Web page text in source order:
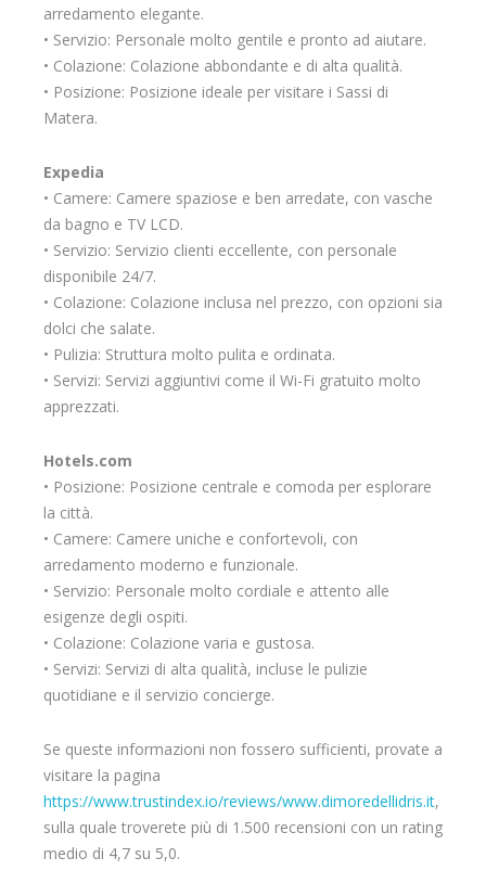
arredamento elegante.
• Servizio: Personale molto gentile e pronto ad aiutare.
• Colazione: Colazione abbondante e di alta qualità.
• Posizione: Posizione ideale per visitare i Sassi di
Matera.
Expedia
• Camere: Camere spaziose e ben arredate, con vasche
da bagno e TV LCD.
• Servizio: Servizio clienti eccellente, con personale
disponibile 24/7.
• Colazione: Colazione inclusa nel prezzo, con opzioni sia
dolci che salate.
• Pulizia: Struttura molto pulita e ordinata.
• Servizi: Servizi aggiuntivi come il Wi-Fi gratuito molto
apprezzati.
Hotels.com
• Posizione: Posizione centrale e comoda per esplorare
la città.
• Camere: Camere uniche e confortevoli, con
arredamento moderno e funzionale.
• Servizio: Personale molto cordiale e attento alle
esigenze degli ospiti.
• Colazione: Colazione varia e gustosa.
• Servizi: Servizi di alta qualità, incluse le pulizie
quotidiane e il servizio concierge.
Se queste informazioni non fossero sufficienti, provate a
visitare la pagina
https://www.trustindex.io/reviews/www.dimoredellidris.it,
sulla quale troverete più di 1.500 recensioni con un rating
medio di 4,7 su 5,0.